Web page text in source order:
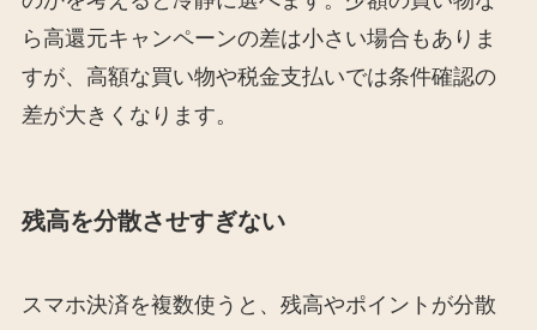
ら高還元キャンペーンの差は小さい場合もありま
すが、高額な買い物や税金支払いでは条件確認の
差が大きくなります。
残高を分散させすぎない
スマホ決済を複数使うと、残高やポイントが分散